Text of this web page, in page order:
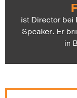
ist Director bei
Speaker. Er
in